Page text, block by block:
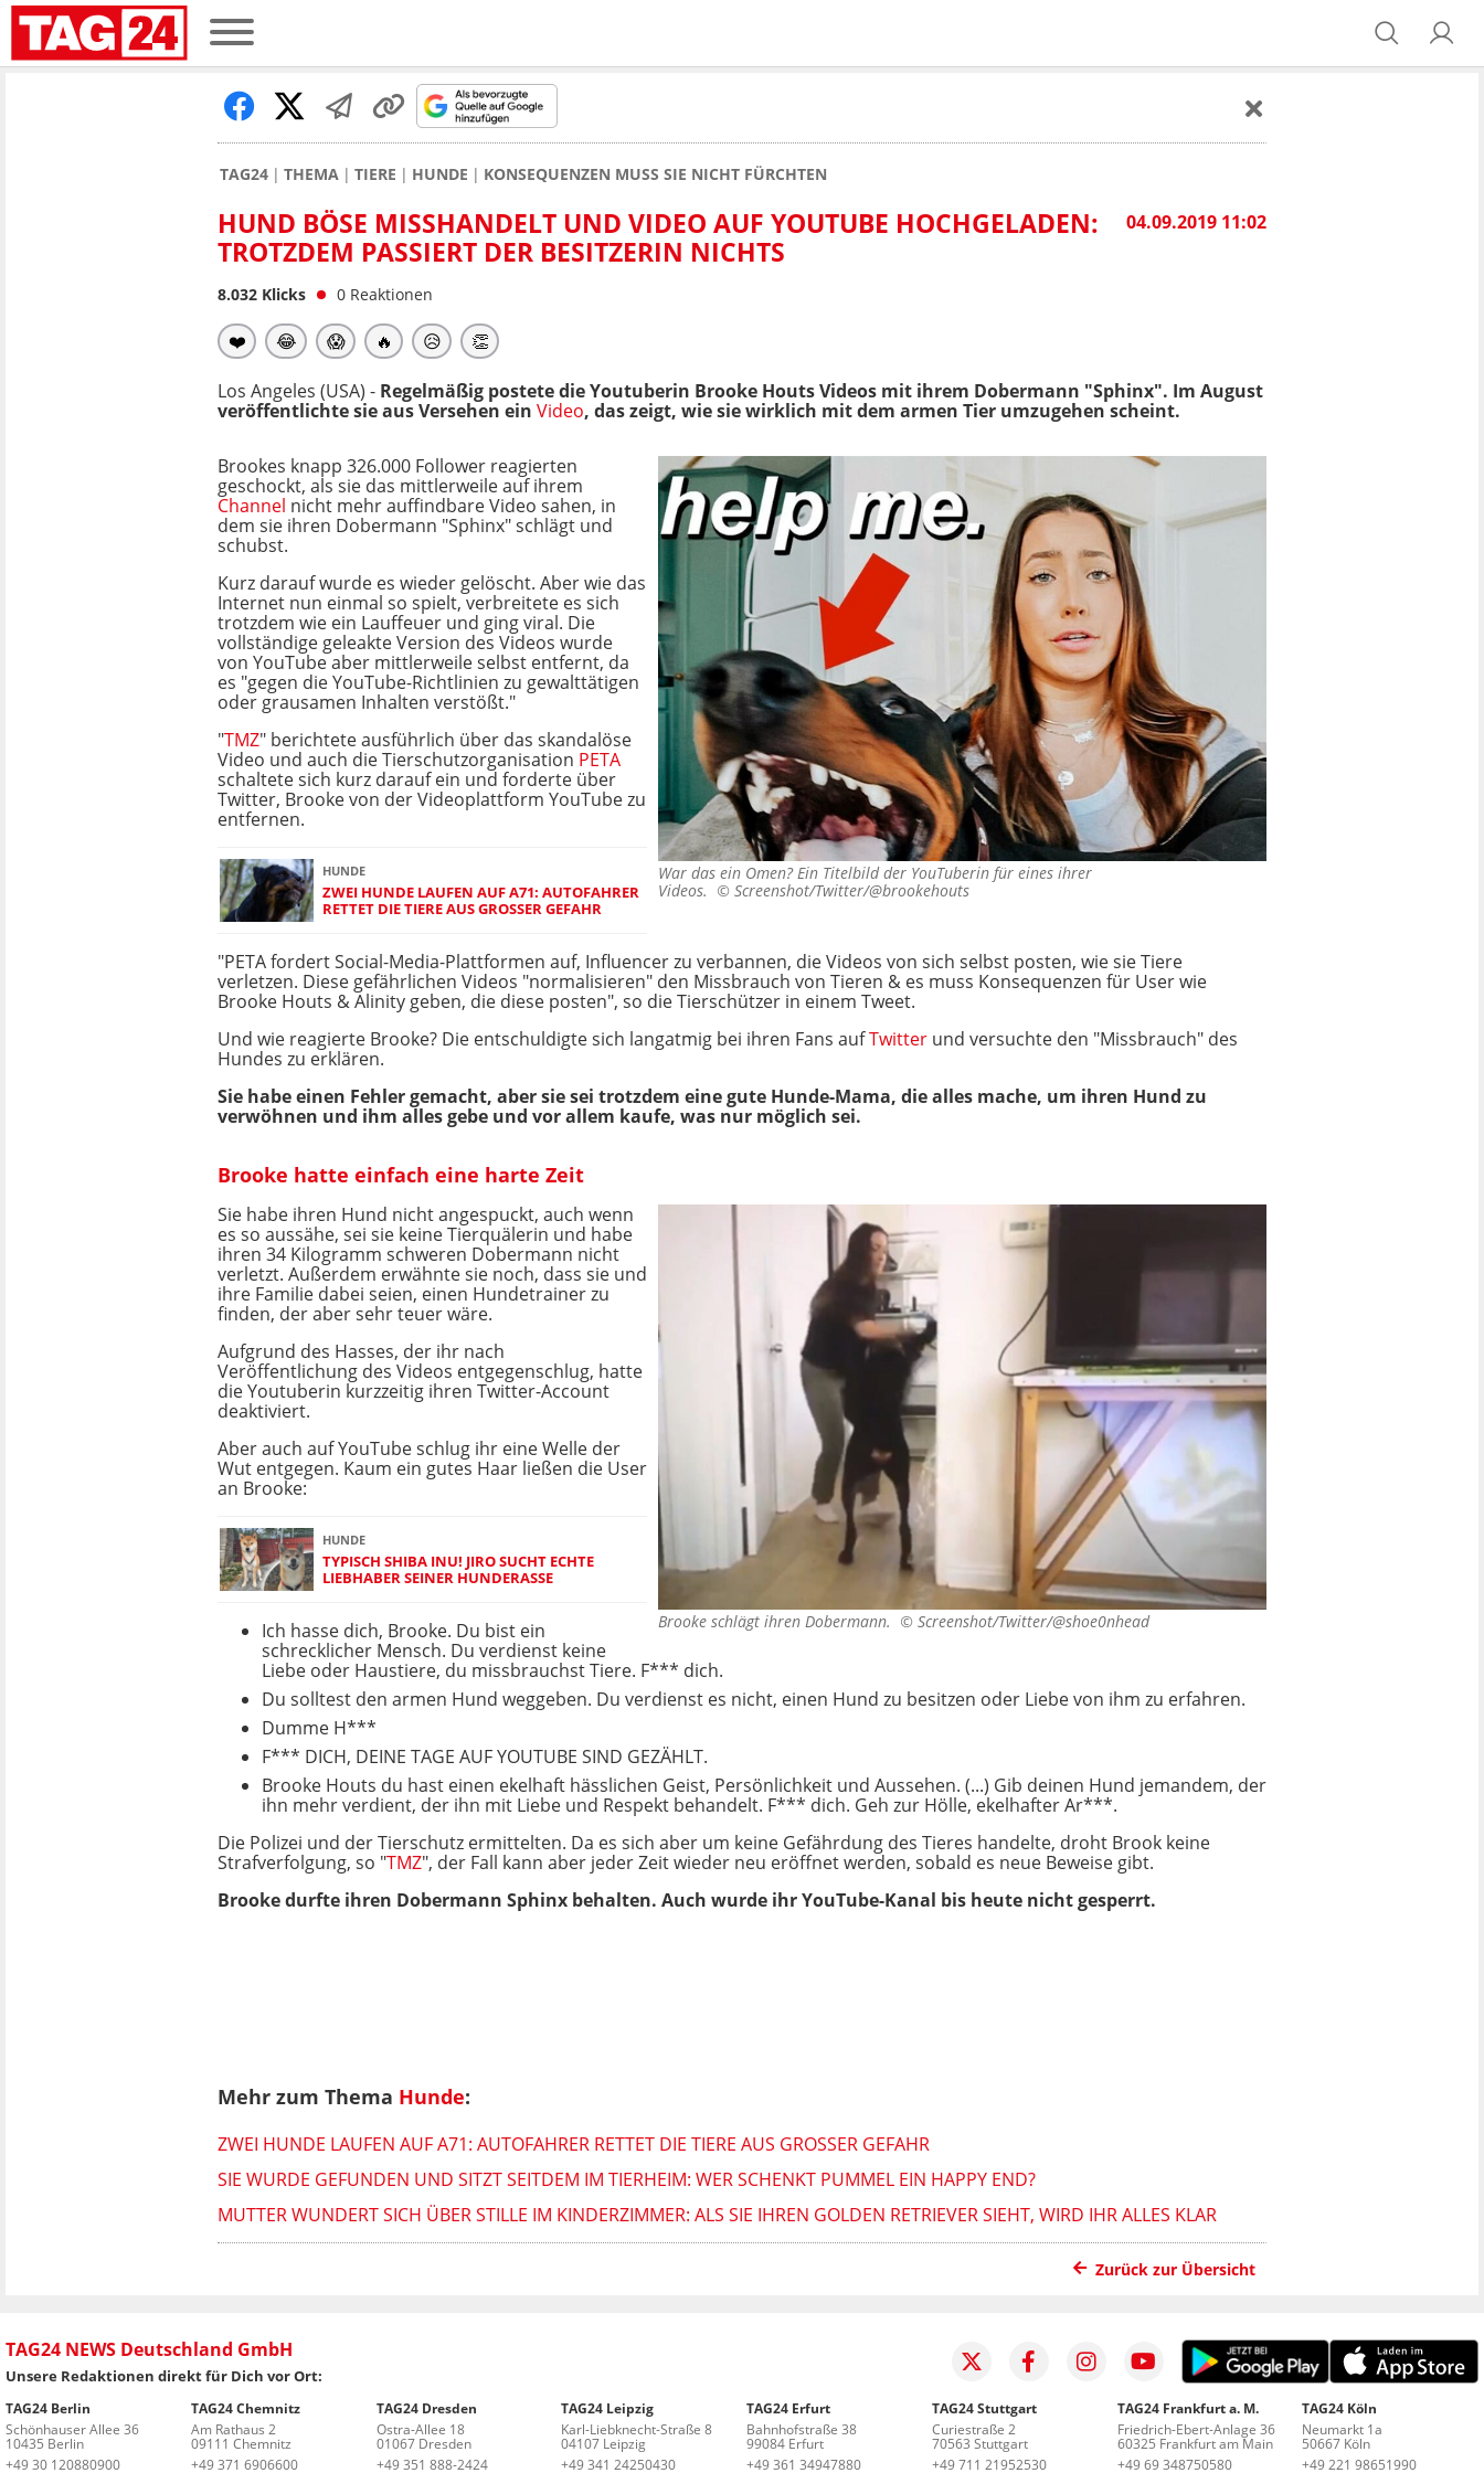
TAG24 THEMA TIERE HUNDE KONSEQUENZEN MUSS SIE NICHT FÜRCHTEN
04.09.2019 11:02
HUND BÖSE MISSHANDELT UND VIDEO AUF YOUTUBE HOCHGELADEN:
TROTZDEM PASSIERT DER BESITZERIN NICHTS
8.032 Klicks 0 Reaktionen
❤️ 😂 😱 🔥 😥 👏
Los Angeles (USA) - Regelmäßig postete die Youtuberin Brooke Houts Videos mit ihrem Dobermann "Sphinx". Im August
veröffentlichte sie aus Versehen ein Video, das zeigt, wie sie wirklich mit dem armen Tier umzugehen scheint.
War das ein Omen? Ein Titelbild der YouTuberin für eines ihrer
Videos. © Screenshot/Twitter/@brookehouts
Brookes knapp 326.000 Follower reagierten
geschockt, als sie das mittlerweile auf ihrem
Channel nicht mehr auffindbare Video sahen, in
dem sie ihren Dobermann "Sphinx" schlägt und
schubst.
Kurz darauf wurde es wieder gelöscht. Aber wie das
Internet nun einmal so spielt, verbreitete es sich
trotzdem wie ein Lauffeuer und ging viral. Die
vollständige geleakte Version des Videos wurde
von YouTube aber mittlerweile selbst entfernt, da
es "gegen die YouTube-Richtlinien zu gewalttätigen
oder grausamen Inhalten verstößt."
"TMZ" berichtete ausführlich über das skandalöse
Video und auch die Tierschutzorganisation PETA
schaltete sich kurz darauf ein und forderte über
Twitter, Brooke von der Videoplattform YouTube zu
entfernen.
HUNDE
ZWEI HUNDE LAUFEN AUF A71: AUTOFAHRER
RETTET DIE TIERE AUS GROSSER GEFAHR
"PETA fordert Social-Media-Plattformen auf, Influencer zu verbannen, die Videos von sich selbst posten, wie sie Tiere
verletzen. Diese gefährlichen Videos "normalisieren" den Missbrauch von Tieren & es muss Konsequenzen für User wie
Brooke Houts & Alinity geben, die diese posten", so die Tierschützer in einem Tweet.
Und wie reagierte Brooke? Die entschuldigte sich langatmig bei ihren Fans aufTwitter und versuchte den "Missbrauch" des
Hundes zu erklären.
Sie habe einen Fehler gemacht, aber sie sei trotzdem eine gute Hunde-Mama, die alles mache, um ihren Hund zu
verwöhnen und ihm alles gebe und vor allem kaufe, was nur möglich sei.
Brooke hatte einfach eine harte Zeit
Brooke schlägt ihren Dobermann. © Screenshot/Twitter/@shoe0nhead
Sie habe ihren Hund nicht angespuckt, auch wenn
es so aussähe, sei sie keine Tierquälerin und habe
ihren 34 Kilogramm schweren Dobermann nicht
verletzt. Außerdem erwähnte sie noch, dass sie und
ihre Familie dabei seien, einen Hundetrainer zu
finden, der aber sehr teuer wäre.
Aufgrund des Hasses, der ihr nach
Veröffentlichung des Videos entgegenschlug, hatte
die Youtuberin kurzzeitig ihren Twitter-Account
deaktiviert.
Aber auch auf YouTube schlug ihr eine Welle der
Wut entgegen. Kaum ein gutes Haar ließen die User
an Brooke:
HUNDE
TYPISCH SHIBA INU! JIRO SUCHT ECHTE
LIEBHABER SEINER HUNDERASSE
Ich hasse dich, Brooke. Du bist ein
schrecklicher Mensch. Du verdienst keine
Liebe oder Haustiere, du missbrauchst Tiere. F*** dich.
Du solltest den armen Hund weggeben. Du verdienst es nicht, einen Hund zu besitzen oder Liebe von ihm zu erfahren.
Dumme H***
F*** DICH, DEINE TAGE AUF YOUTUBE SIND GEZÄHLT.
Brooke Houts du hast einen ekelhaft hässlichen Geist, Persönlichkeit und Aussehen. (...) Gib deinen Hund jemandem, der
ihn mehr verdient, der ihn mit Liebe und Respekt behandelt. F*** dich. Geh zur Hölle, ekelhafter Ar***.
Die Polizei und der Tierschutz ermittelten. Da es sich aber um keine Gefährdung des Tieres handelte, droht Brook keine
Strafverfolgung, so "TMZ", der Fall kann aber jeder Zeit wieder neu eröffnet werden, sobald es neue Beweise gibt.
Brooke durfte ihren Dobermann Sphinx behalten. Auch wurde ihr YouTube-Kanal bis heute nicht gesperrt.
Mehr zum Thema Hunde:
ZWEI HUNDE LAUFEN AUF A71: AUTOFAHRER RETTET DIE TIERE AUS GROSSER GEFAHR
SIE WURDE GEFUNDEN UND SITZT SEITDEM IM TIERHEIM: WER SCHENKT PUMMEL EIN HAPPY END?
MUTTER WUNDERT SICH ÜBER STILLE IM KINDERZIMMER: ALS SIE IHREN GOLDEN RETRIEVER SIEHT, WIRD IHR ALLES KLAR
Zurück zur Übersicht
TAG24 NEWS Deutschland GmbH
Unsere Redaktionen direkt für Dich vor Ort:
TAG24 Berlin
Schönhauser Allee 36
10435 Berlin
+49 30 120880900
TAG24 Chemnitz
Am Rathaus 2
09111 Chemnitz
+49 371 6906600
TAG24 Dresden
Ostra-Allee 18
01067 Dresden
+49 351 888-2424
TAG24 Leipzig
Karl-Liebknecht-Straße 8
04107 Leipzig
+49 341 24250430
TAG24 Erfurt
Bahnhofstraße 38
99084 Erfurt
+49 361 34947880
TAG24 Stuttgart
Curiestraße 2
70563 Stuttgart
+49 711 21952530
TAG24 Frankfurt a. M.
Friedrich-Ebert-Anlage 36
60325 Frankfurt am Main
+49 69 348750580
TAG24 Köln
Neumarkt 1a
50667 Köln
+49 221 98651990